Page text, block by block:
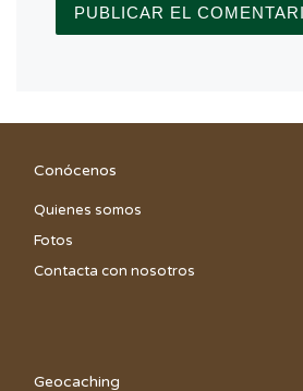
Conócenos
Quienes somos
Fotos
Contacta con nosotros
Geocaching